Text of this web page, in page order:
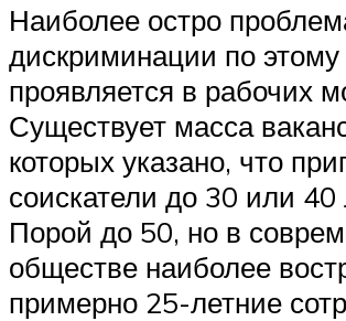
Наиболее остро
дискриминации по этому
проявляется в рабочих
Существует масса
которых указано, что
соискатели до 30 или 40
Порой до 50, но в
обществе наиболее
примерно 25-летние